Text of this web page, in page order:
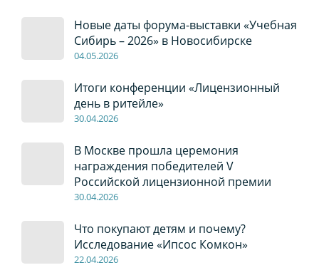
Новые даты форума-выставки «Учебная
Сибирь – 2026» в Новосибирске
04.05.2026
Итоги конференции «Лицензионный
день в ритейле»
30.04.2026
В Москве прошла церемония
награждения победителей V
Российской лицензионной премии
30.04.2026
Что покупают детям и почему?
Исследование «Ипсос Комкон»
22.04.2026